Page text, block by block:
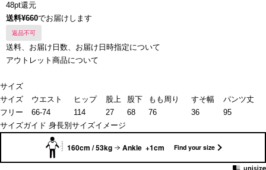
48pt還元
送料¥660でお届けします
返品不可
送料、お届け日数、お届け日時指定について
アウトレット商品について
サイズ
サイズ
ウエスト ヒップ 股上 股下 もも周り すそ幅
パンツ丈
フリー
66-74 114 27 68 76 36
95
サイズガイド 身長別サイズイメージ
160cm / 53kg Ankle +1cm Find your size